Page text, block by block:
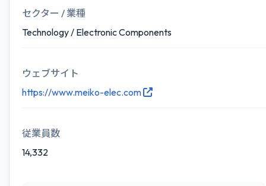
セクター / 業種
Technology / Electronic Components
ウェブサイト
https://www.meiko-elec.com
従業員数
14,332